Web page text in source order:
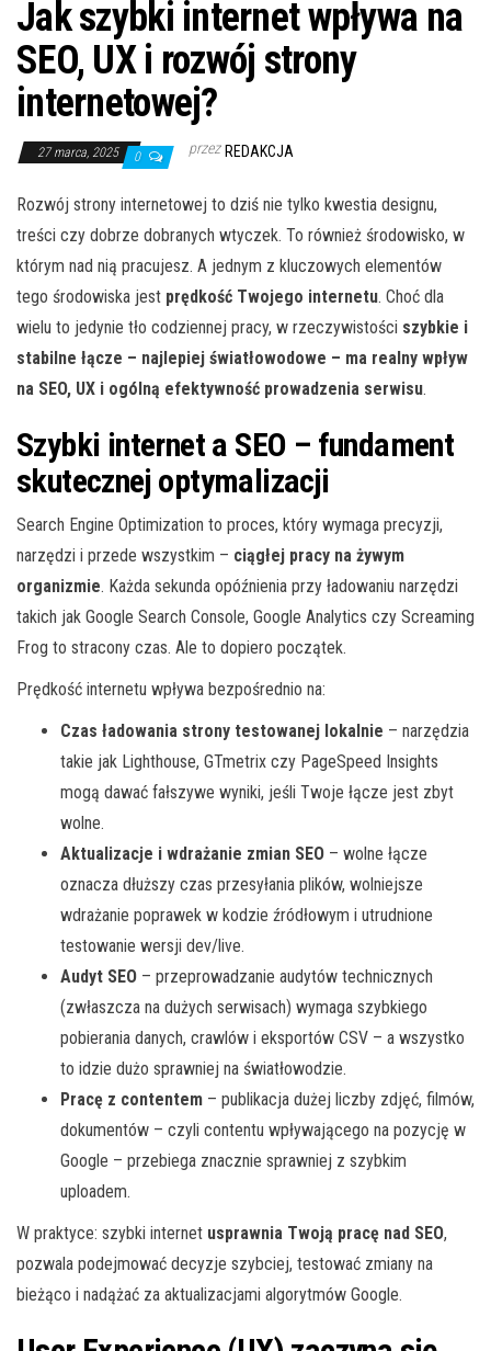
Jak szybki internet wpływa na
SEO, UX i rozwój strony
internetowej?
27 marca, 2025 0 przez REDAKCJA
Rozwój strony internetowej to dziś nie tylko kwestia designu,
treści czy dobrze dobranych wtyczek. To również środowisko, w
którym nad nią pracujesz. A jednym z kluczowych elementów
tego środowiska jest prędkość Twojego internetu. Choć dla
wielu to jedynie tło codziennej pracy, w rzeczywistości szybkie i
stabilne łącze – najlepiej światłowodowe – ma realny wpływ
na SEO, UX i ogólną efektywność prowadzenia serwisu.
Szybki internet a SEO – fundament
skutecznej optymalizacji
Search Engine Optimization to proces, który wymaga precyzji,
narzędzi i przede wszystkim – ciągłej pracy na żywym
organizmie. Każda sekunda opóźnienia przy ładowaniu narzędzi
takich jak Google Search Console, Google Analytics czy Screaming
Frog to stracony czas. Ale to dopiero początek.
Prędkość internetu wpływa bezpośrednio na:
Czas ładowania strony testowanej lokalnie – narzędzia
takie jak Lighthouse, GTmetrix czy PageSpeed Insights
mogą dawać fałszywe wyniki, jeśli Twoje łącze jest zbyt
wolne.
Aktualizacje i wdrażanie zmian SEO – wolne łącze
oznacza dłuższy czas przesyłania plików, wolniejsze
wdrażanie poprawek w kodzie źródłowym i utrudnione
testowanie wersji dev/live.
Audyt SEO – przeprowadzanie audytów technicznych
(zwłaszcza na dużych serwisach) wymaga szybkiego
pobierania danych, crawlów i eksportów CSV – a wszystko
to idzie dużo sprawniej na światłowodzie.
Pracę z contentem – publikacja dużej liczby zdjęć, filmów,
dokumentów – czyli contentu wpływającego na pozycję w
Google – przebiega znacznie sprawniej z szybkim
uploadem.
W praktyce: szybki internet usprawnia Twoją pracę nad SEO,
pozwala podejmować decyzje szybciej, testować zmiany na
bieżąco i nadążać za aktualizacjami algorytmów Google.